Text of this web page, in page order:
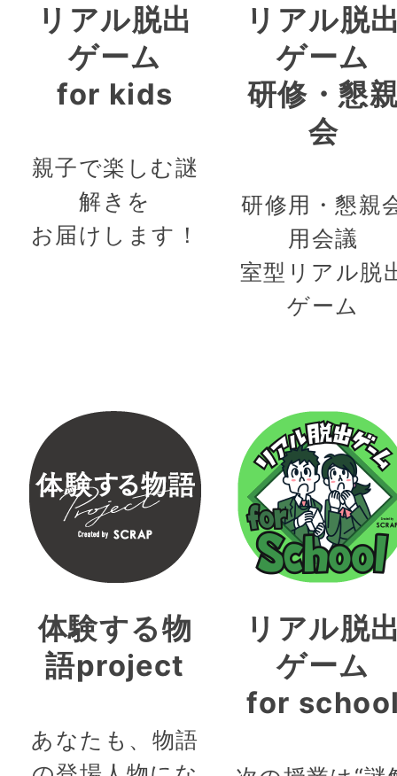
リアル脱出
ゲーム
for kids
親子で楽しむ謎
解きを
お届けします！
リアル脱
ゲーム
研修・懇
会
研修用・懇親
用会議
室型リアル脱
ゲーム
体験する物
語project
あなたも、物語
リアル脱
ゲーム
for